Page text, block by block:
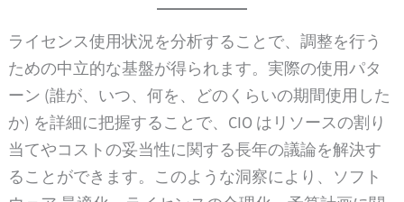
ライセンス使用状況を分析することで、調整を行う
ための中立的な基盤が得られます。実際の使用パタ
ーン (誰が、いつ、何を、どのくらいの期間使用した
か) を詳細に把握することで、CIO はリソースの割り
当てやコストの妥当性に関する長年の議論を解決す
ることができます。このような洞察により、ソフト